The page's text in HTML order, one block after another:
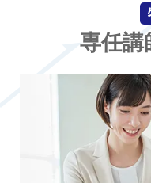
専任講